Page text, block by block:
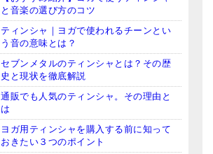
と音楽の選び方のコツ
ティンシャ｜ヨガで使われるチーンとい
う音の意味とは？
セブンメタルのティンシャとは？その歴
史と現状を徹底解説
通販でも人気のティンシャ。その理由と
は
ヨガ用ティンシャを購入する前に知って
おきたい３つのポイント